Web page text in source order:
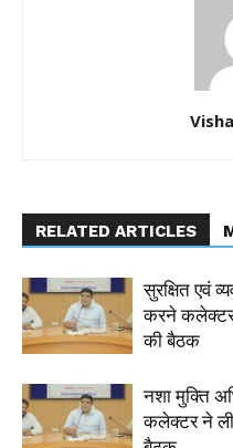
RELATED ARTICLES
सुरक्षित एवं
करने कलेक्टर
की बैठक
नशा मुक्ति
कलेक्टर ने ली